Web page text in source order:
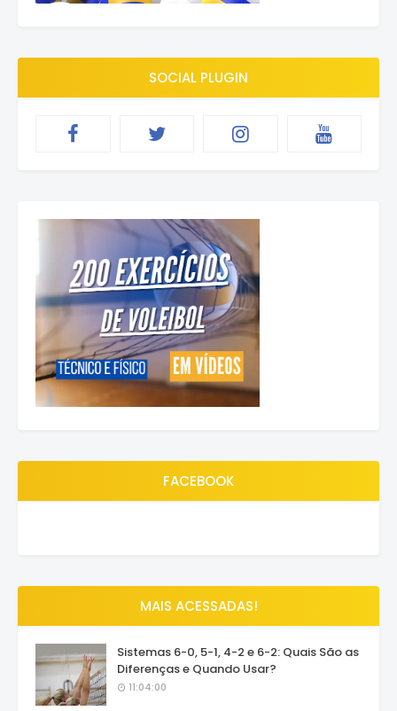
SOCIAL PLUGIN
FACEBOOK
MAIS ACESSADAS!
Sistemas 6-0, 5-1, 4-2 e 6-2: Quais São as
Diferenças e Quando Usar?
11:04:00